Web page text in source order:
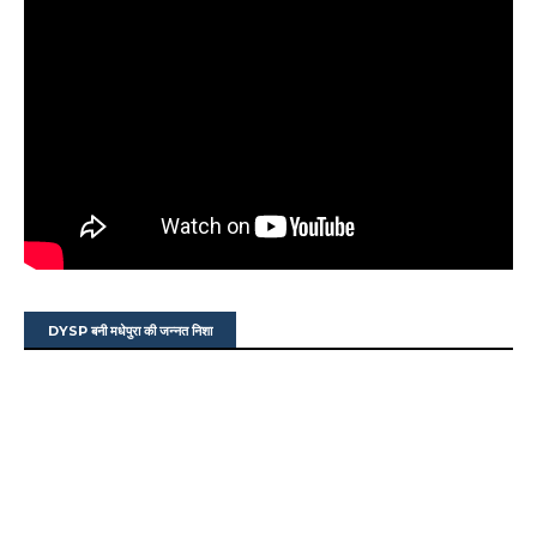
DYSP बनी मधेपुरा की जन्नत निशा